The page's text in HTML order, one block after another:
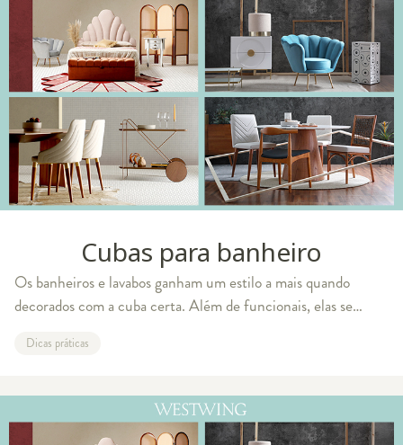
Cubas para banheiro
Os banheiros e lavabos ganham um estilo a mais quando
decorados com a cuba certa. Além de funcionais, elas se
existem em diferentes tamanhos, fo
Dicas práticas